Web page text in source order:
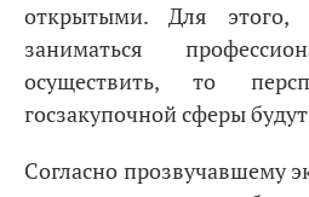
открытыми. Для
заниматься
осуществить, то
госзакупочной сферы
Согласно прозвучавшему